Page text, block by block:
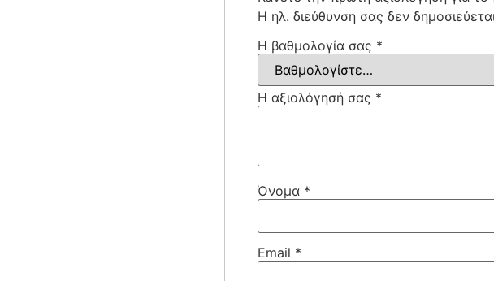
Η ηλ. διεύθυνση σας δεν
Η βαθμολογία σας *
Η αξιολόγησή σας *
Όνομα *
Email *